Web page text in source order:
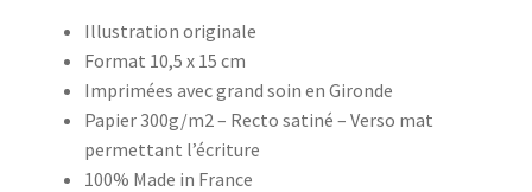
Illustration originale
Format 10,5 x 15 cm
Imprimées avec grand soin en Gironde
Papier 300g/m2 – Recto satiné – Verso mat
permettant l’écriture
100% Made in France